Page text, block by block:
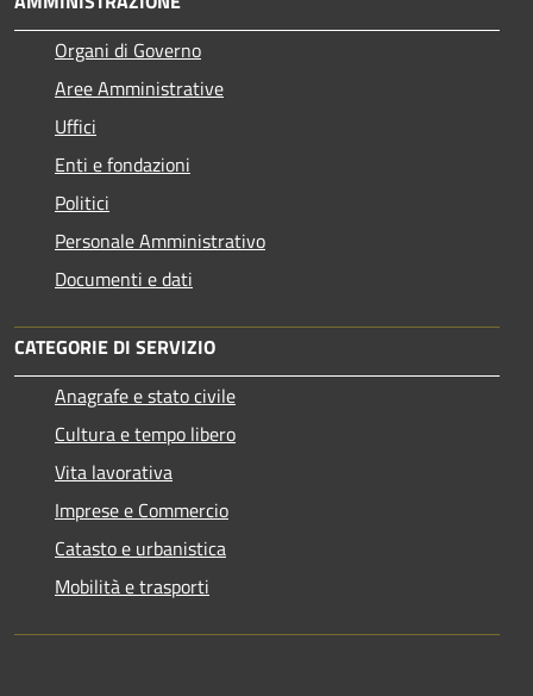
Organi di Governo
Aree Amministrative
Uffici
Enti e fondazioni
Politici
Personale Amministrativo
Documenti e dati
CATEGORIE DI SERVIZIO
Anagrafe e stato civile
Cultura e tempo libero
Vita lavorativa
Imprese e Commercio
Catasto e urbanistica
Mobilità e trasporti